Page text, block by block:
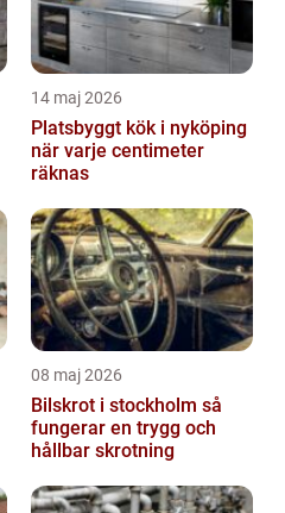
14 maj 2026
Platsbyggt kök i nyköping
när varje centimeter
räknas
08 maj 2026
Bilskrot i stockholm så
fungerar en trygg och
hållbar skrotning